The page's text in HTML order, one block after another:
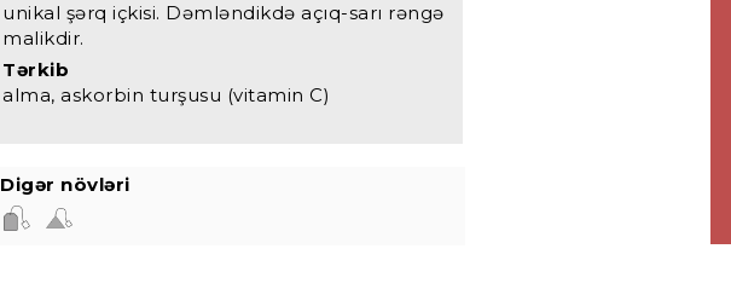
Tərkib
alma, askorbin turşusu (vitamin C)
unikal şərq içkisi. Dəmləndikdə açıq-sarı rəngə
malikdir.
Digər növləri